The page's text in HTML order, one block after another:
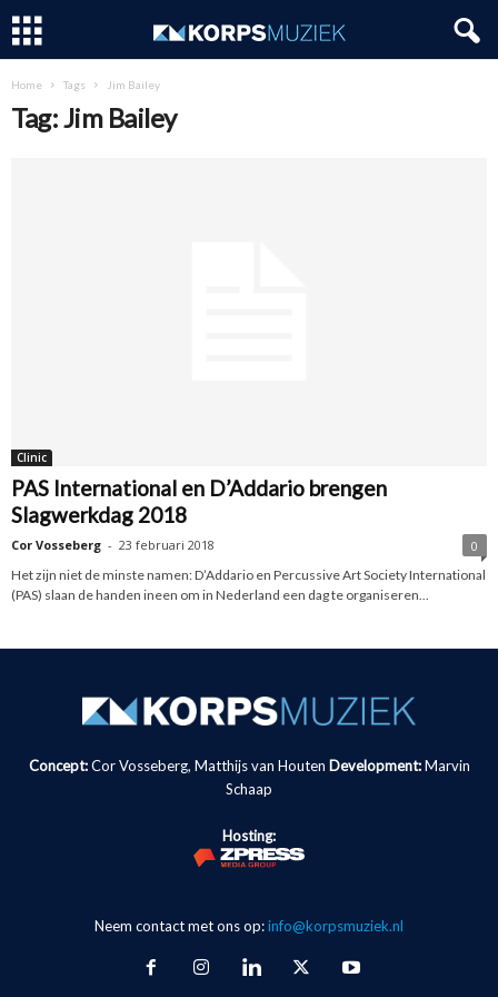
Home Tags Jim Bailey
Tag: Jim Bailey
Clinic
PAS International en D’Addario brengen
Slagwerkdag 2018
Cor Vosseberg - 23 februari 2018
0
Het zijn niet de minste namen: D’Addario en Percussive Art Society International
(PAS) slaan de handen ineen om in Nederland een dag te organiseren...
Concept:Cor Vosseberg, Matthijs van Houten Development: Marvin
Schaap
Hosting:
Neem contact met ons op:info@korpsmuziek.nl